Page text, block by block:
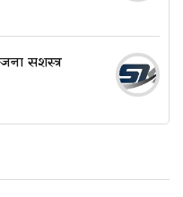
सशस्त्र